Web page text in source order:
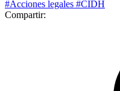
#Acciones legales #CIDH
Compartir: